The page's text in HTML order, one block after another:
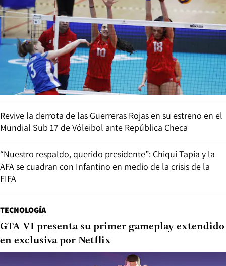
Revive la derrota de las Guerreras Rojas en su estreno en el
Mundial Sub 17 de Vóleibol ante República Checa
“Nuestro respaldo, querido presidente”: Chiqui Tapia y la
AFA se cuadran con Infantino en medio de la crisis de la
FIFA
TECNOLOGÍA
GTA VI presenta su primer gameplay extendido
en exclusiva por Netflix